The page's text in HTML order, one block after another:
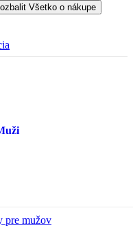
Všetko o nákupe
pre mužov